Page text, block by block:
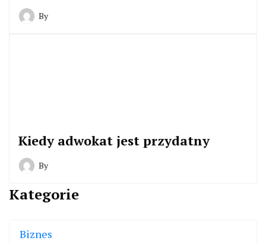
By
Kiedy adwokat jest przydatny
By
Kategorie
Biznes